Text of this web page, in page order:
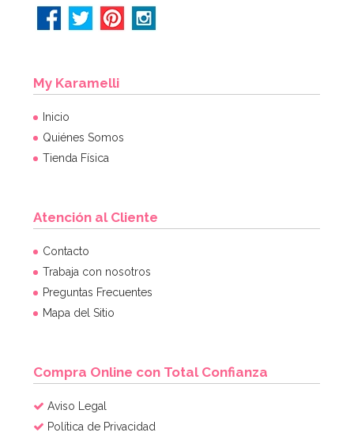
Globo Nº 5 Negro 86 cm
My Karamelli
Inicio
Quiénes Somos
Tienda Física
Atención al Cliente
Contacto
Trabaja con nosotros
Preguntas Frecuentes
Mapa del Sitio
Compra Online con Total Confianza
Aviso Legal
Política de Privacidad